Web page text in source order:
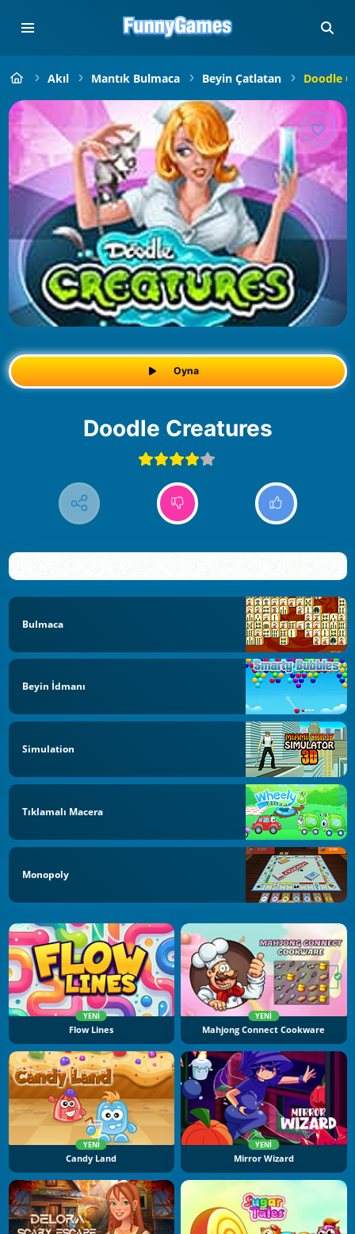
Akıl Mantık Bulmaca Beyin Çatlatan Doodle
Oyna
Doodle Creatures
Bulmaca
Beyin İdmanı
Simulation
Tıklamalı Macera
Monopoly
YENI
Flow Lines
YENI
Mahjong Connect Cookware
YENI
Candy Land
YENI
Mirror Wizard